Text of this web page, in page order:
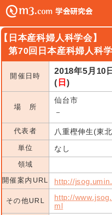
日本産科婦人科学会】
第70回日本産科婦人科
開催日時
2018年5月10
( 日 )
場 所
仙台市
－
代表者 八重樫伸生(東
単位 なし
領域
開催案内URL
http://
その他URL
http://
ml